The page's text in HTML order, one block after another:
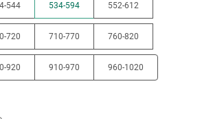
544 534-594 552-612
720 710-770 760-820
920 910-970 960-1020